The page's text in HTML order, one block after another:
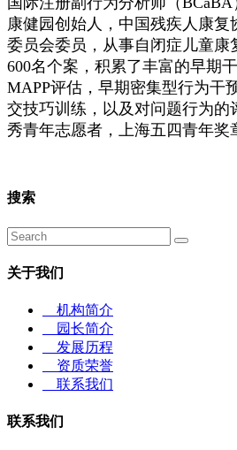
康健园创始人，中国残疾人康复
委员会委员，从事自闭症儿童康
600名个案，积累了丰富的早期
MAPP评估，早期密集型行为干
交技巧训练，以及对问题行为的
秀青年志愿者，上海五四青年奖
搜索
关于我们
机构简介
园长简介
发展历程
资质荣誉
联系我们
联系我们